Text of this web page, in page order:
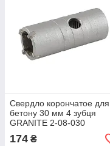
Свердло корончатое для
бетону 30 мм 4 зубця
GRANITE 2-08-030
174 ₴